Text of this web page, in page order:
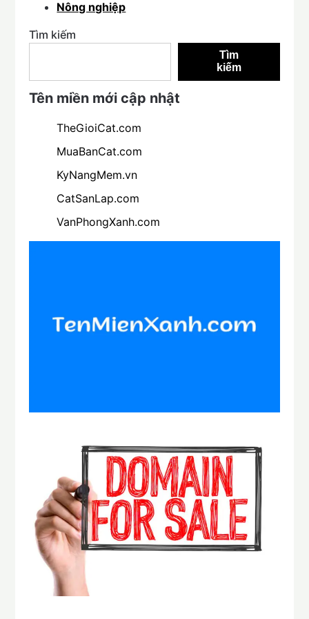
Nông nghiệp
Tìm kiếm
Tìm
kiếm
Tên miền mới cập nhật
TheGioiCat.com
MuaBanCat.com
KyNangMem.vn
CatSanLap.com
VanPhongXanh.com